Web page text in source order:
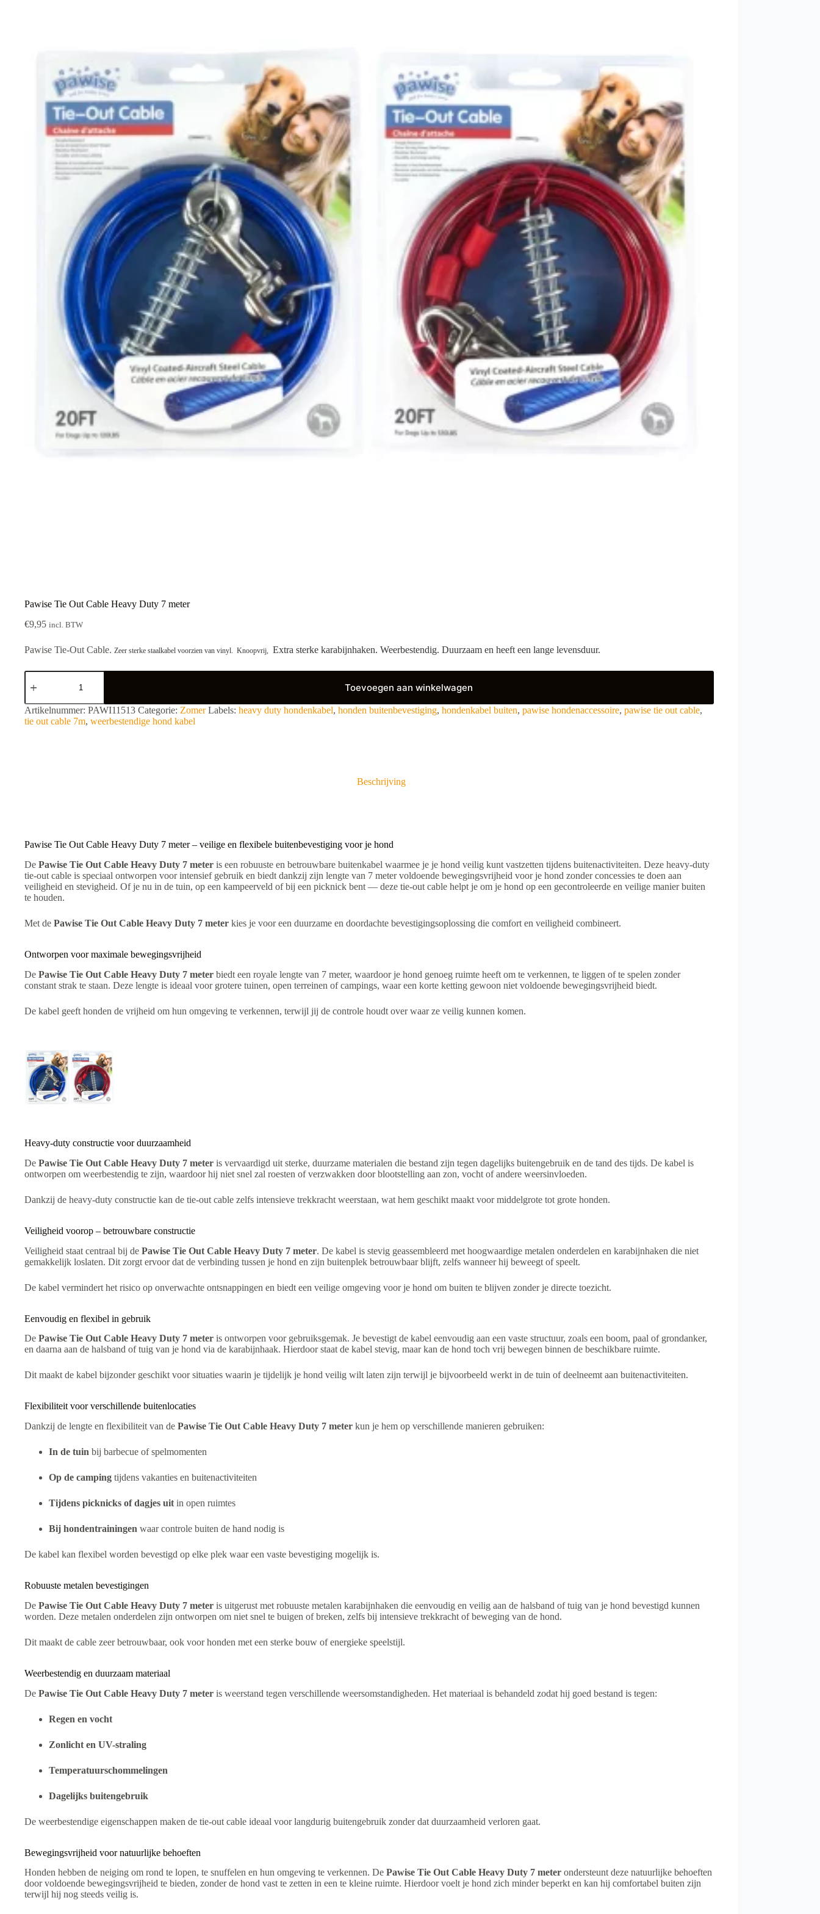
Pawise Tie Out Cable Heavy Duty 7 meter
€9,95 incl. BTW
Pawise Tie-Out Cable. Zeer sterke staalkabel voorzien van vinyl. Knoopvrij, Extra sterke karabijnhaken. Weerbestendig. Duurzaam en heeft een lange levensduur.
Pawise
Tie
Cable
Heavy
Duty
Toevoegen aan winkelwagen
A
l
Artikelnummer: PAWI11513 Categorie: Zomer Labels: heavy duty hondenkabel, honden buitenbevestiging, hondenkabel buiten, pawise hondenaccessoire, pawise tie out cable,
tie out cable 7m, weerbestendige hond kabel
Beschrijving
Pawise Tie Out Cable Heavy Duty 7 meter – veilige en flexibele buitenbevestiging voor je hond
De Pawise Tie Out Cable Heavy Duty 7 meter is een robuuste en betrouwbare buitenkabel waarmee je je hond veilig kunt vastzetten tijdens buitenactiviteiten. Deze heavy-duty
tie-out cable is speciaal ontworpen voor intensief gebruik en biedt dankzij zijn lengte van 7 meter voldoende bewegingsvrijheid voor je hond zonder concessies te doen aan
veiligheid en stevigheid. Of je nu in de tuin, op een kampeerveld of bij een picknick bent — deze tie-out cable helpt je om je hond op een gecontroleerde en veilige manier buiten
te houden.
Met de Pawise Tie Out Cable Heavy Duty 7 meter kies je voor een duurzame en doordachte bevestigingsoplossing die comfort en veiligheid combineert.
Ontworpen voor maximale bewegingsvrijheid
De Pawise Tie Out Cable Heavy Duty 7 meter biedt een royale lengte van 7 meter, waardoor je hond genoeg ruimte heeft om te verkennen, te liggen of te spelen zonder
constant strak te staan. Deze lengte is ideaal voor grotere tuinen, open terreinen of campings, waar een korte ketting gewoon niet voldoende bewegingsvrijheid biedt.
De kabel geeft honden de vrijheid om hun omgeving te verkennen, terwijl jij de controle houdt over waar ze veilig kunnen komen.
Heavy-duty constructie voor duurzaamheid
De Pawise Tie Out Cable Heavy Duty 7 meter is vervaardigd uit sterke, duurzame materialen die bestand zijn tegen dagelijks buitengebruik en de tand des tijds. De kabel is
ontworpen om weerbestendig te zijn, waardoor hij niet snel zal roesten of verzwakken door blootstelling aan zon, vocht of andere weersinvloeden.
Dankzij de heavy-duty constructie kan de tie-out cable zelfs intensieve trekkracht weerstaan, wat hem geschikt maakt voor middelgrote tot grote honden.
Veiligheid voorop – betrouwbare constructie
Veiligheid staat centraal bij de Pawise Tie Out Cable Heavy Duty 7 meter. De kabel is stevig geassembleerd met hoogwaardige metalen onderdelen en karabijnhaken die niet
gemakkelijk loslaten. Dit zorgt ervoor dat de verbinding tussen je hond en zijn buitenplek betrouwbaar blijft, zelfs wanneer hij beweegt of speelt.
De kabel vermindert het risico op onverwachte ontsnappingen en biedt een veilige omgeving voor je hond om buiten te blijven zonder je directe toezicht.
Eenvoudig en flexibel in gebruik
De Pawise Tie Out Cable Heavy Duty 7 meter is ontworpen voor gebruiksgemak. Je bevestigt de kabel eenvoudig aan een vaste structuur, zoals een boom, paal of grondanker,
en daarna aan de halsband of tuig van je hond via de karabijnhaak. Hierdoor staat de kabel stevig, maar kan de hond toch vrij bewegen binnen de beschikbare ruimte.
Dit maakt de kabel bijzonder geschikt voor situaties waarin je tijdelijk je hond veilig wilt laten zijn terwijl je bijvoorbeeld werkt in de tuin of deelneemt aan buitenactiviteiten.
Flexibiliteit voor verschillende buitenlocaties
Dankzij de lengte en flexibiliteit van de Pawise Tie Out Cable Heavy Duty 7 meter kun je hem op verschillende manieren gebruiken:
In de tuin bij barbecue of spelmomenten
Op de camping tijdens vakanties en buitenactiviteiten
Tijdens picknicks of dagjes uit in open ruimtes
Bij hondentrainingen waar controle buiten de hand nodig is
De kabel kan flexibel worden bevestigd op elke plek waar een vaste bevestiging mogelijk is.
Robuuste metalen bevestigingen
De Pawise Tie Out Cable Heavy Duty 7 meter is uitgerust met robuuste metalen karabijnhaken die eenvoudig en veilig aan de halsband of tuig van je hond bevestigd kunnen
worden. Deze metalen onderdelen zijn ontworpen om niet snel te buigen of breken, zelfs bij intensieve trekkracht of beweging van de hond.
Dit maakt de cable zeer betrouwbaar, ook voor honden met een sterke bouw of energieke speelstijl.
Weerbestendig en duurzaam materiaal
De Pawise Tie Out Cable Heavy Duty 7 meter is weerstand tegen verschillende weersomstandigheden. Het materiaal is behandeld zodat hij goed bestand is tegen:
Regen en vocht
Zonlicht en UV-straling
Temperatuurschommelingen
Dagelijks buitengebruik
De weerbestendige eigenschappen maken de tie-out cable ideaal voor langdurig buitengebruik zonder dat duurzaamheid verloren gaat.
Bewegingsvrijheid voor natuurlijke behoeften
Honden hebben de neiging om rond te lopen, te snuffelen en hun omgeving te verkennen. De Pawise Tie Out Cable Heavy Duty 7 meter ondersteunt deze natuurlijke behoeften
door voldoende bewegingsvrijheid te bieden, zonder de hond vast te zetten in een te kleine ruimte. Hierdoor voelt je hond zich minder beperkt en kan hij comfortabel buiten zijn
terwijl hij nog steeds veilig is.